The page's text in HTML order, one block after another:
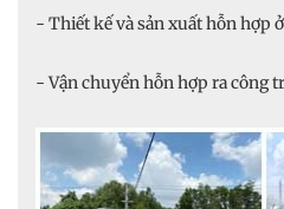
- Thiết kế và sản xuất hỗn hợp
- Vận chuyển hỗn hợp ra công